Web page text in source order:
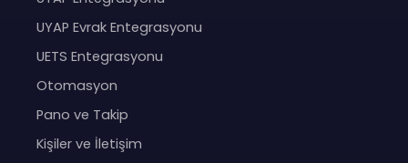
UYAP Evrak Entegrasyonu
UETS Entegrasyonu
Otomasyon
Pano ve Takip
Kişiler ve İletişim